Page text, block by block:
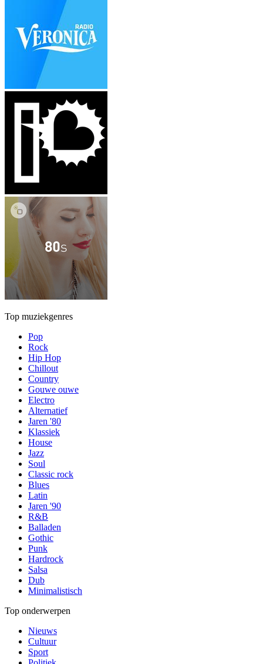
Top muziekgenres
Pop
Rock
Hip Hop
Chillout
Country
Gouwe ouwe
Electro
Alternatief
Jaren '80
Klassiek
House
Jazz
Soul
Classic rock
Blues
Latin
Jaren '90
R&B
Balladen
Gothic
Punk
Hardrock
Salsa
Dub
Minimalistisch
Top onderwerpen
Nieuws
Cultuur
Sport